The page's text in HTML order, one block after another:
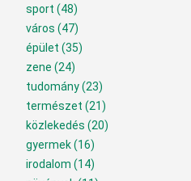
sport (48)
város (47)
épület (35)
zene (24)
tudomány(23)
természet (21)
közlekedés (20)
gyermek(16)
irodalom (14)